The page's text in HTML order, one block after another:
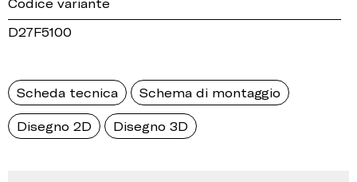
Codice variante
D27F5100
Scheda tecnica Schema di montaggio
Disegno 2D Disegno 3D